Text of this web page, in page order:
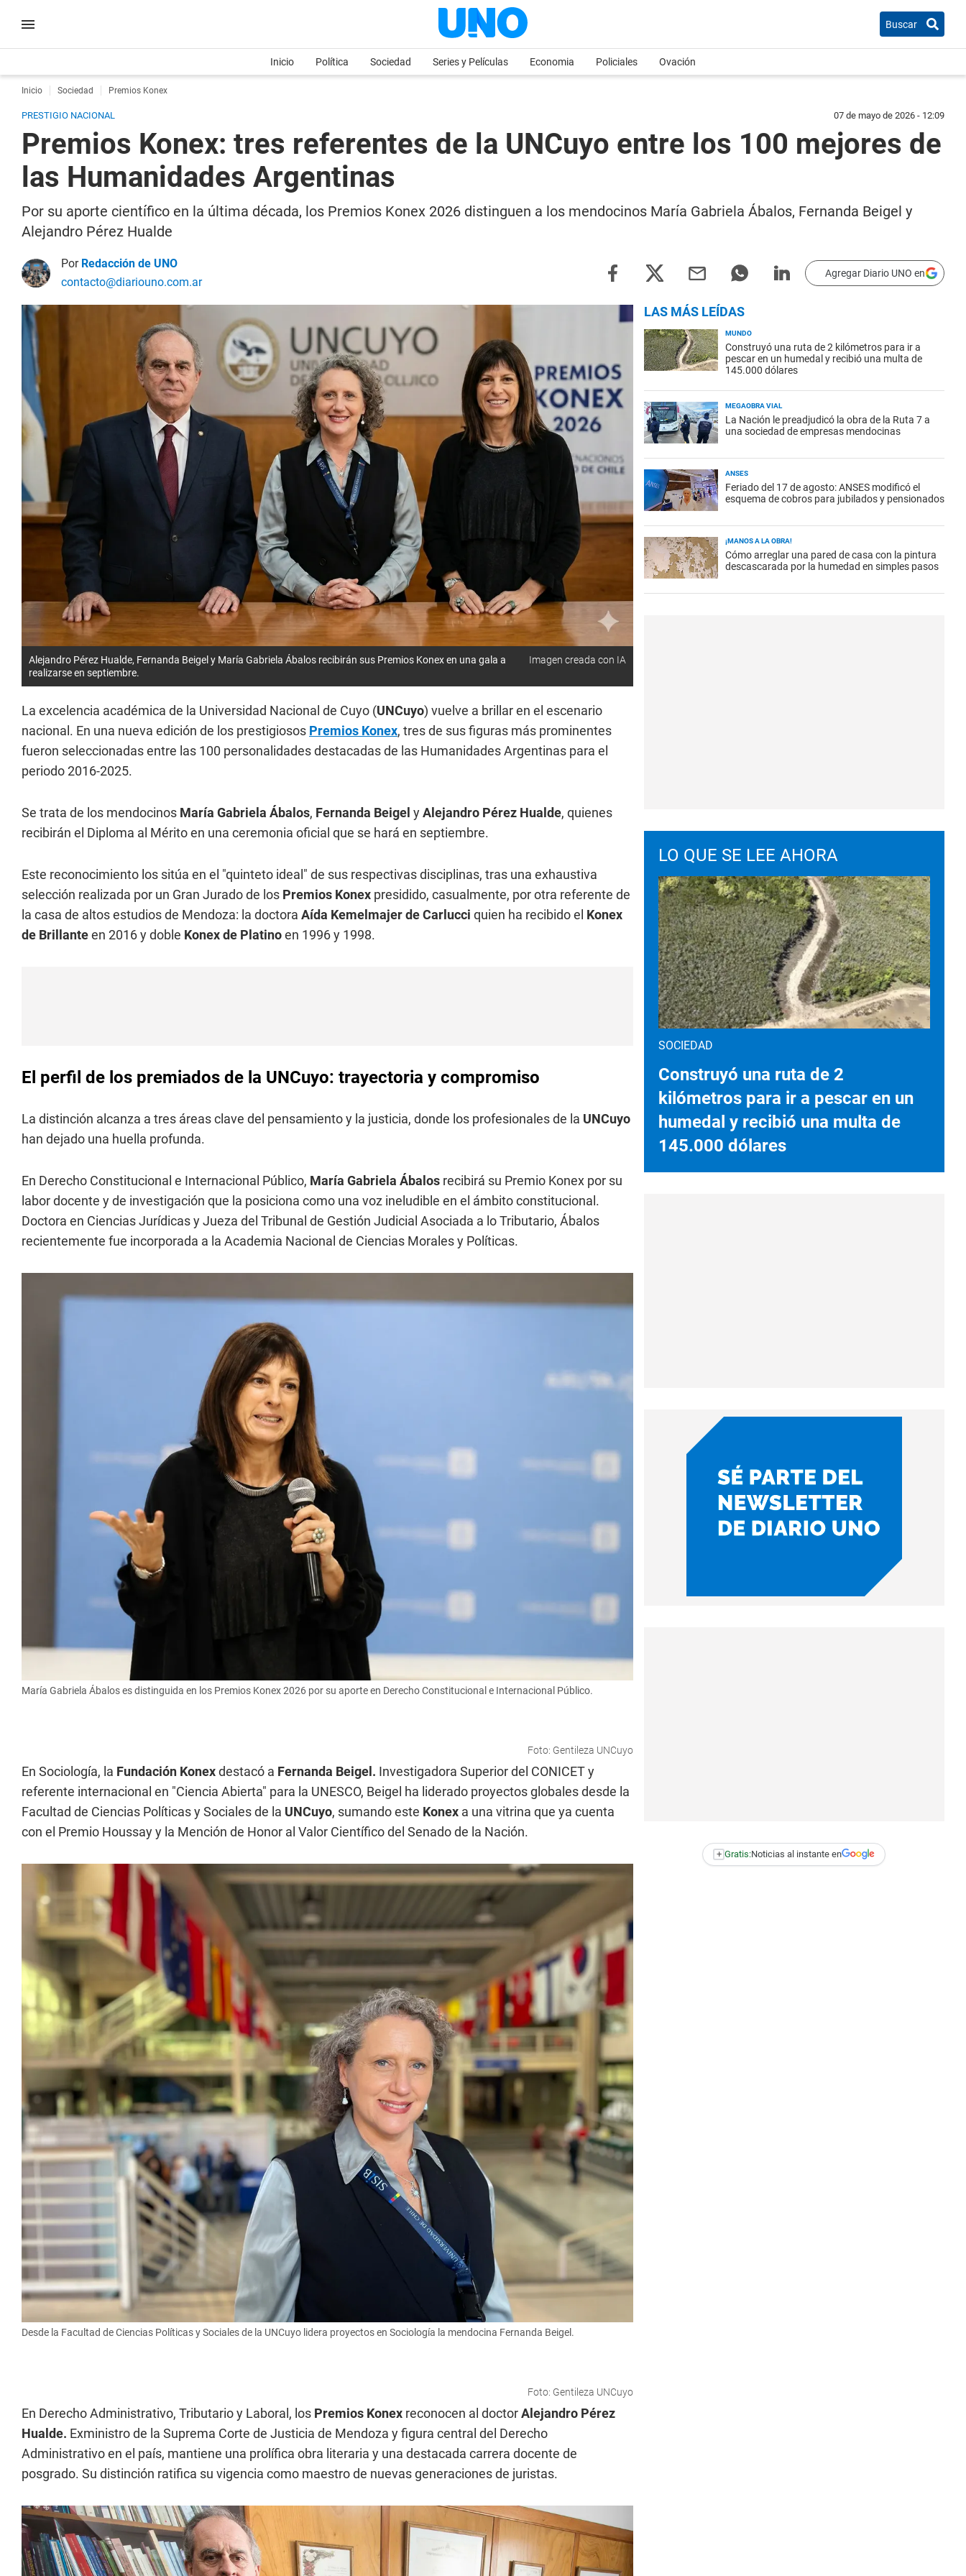
Buscar
Inicio Política Sociedad Series y Películas Economia Policiales Ovación
Inicio Sociedad Premios Konex
PRESTIGIO NACIONAL 07 de mayo de 2026 - 12:09
Premios Konex: tres referentes de la UNCuyo entre los 100 mejores de
las Humanidades Argentinas
Por su aporte científico en la última década, los Premios Konex 2026 distinguen a los mendocinos María Gabriela Ábalos, Fernanda Beigel y
Alejandro Pérez Hualde
Por Redacción de UNO
contacto@diariouno.com.ar
Agregar Diario UNO en
Alejandro Pérez Hualde, Fernanda Beigel y María Gabriela Ábalos recibirán sus Premios Konex en una gala a
realizarse en septiembre.
Imagen creada con IA
La excelencia académica de la Universidad Nacional de Cuyo (UNCuyo) vuelve a brillar en el escenario
nacional. En una nueva edición de los prestigiosos Premios Konex, tres de sus figuras más prominentes
fueron seleccionadas entre las 100 personalidades destacadas de las Humanidades Argentinas para el
periodo 2016-2025.
Se trata de los mendocinos María Gabriela Ábalos, Fernanda Beigel yAlejandro Pérez Hualde, quienes
recibirán el Diploma al Mérito en una ceremonia oficial que se hará en septiembre.
Este reconocimiento los sitúa en el "quinteto ideal" de sus respectivas disciplinas, tras una exhaustiva
selección realizada por un Gran Jurado de los Premios Konex presidido, casualmente, por otra referente de
la casa de altos estudios de Mendoza: la doctora Aída Kemelmajer de Carlucci quien ha recibido el Konex
de Brillanteen 2016 y doble Konex de Platinoen 1996 y 1998.
El perfil de los premiados de la UNCuyo: trayectoria y compromiso
La distinción alcanza a tres áreas clave del pensamiento y la justicia, donde los profesionales de la UNCuyo
han dejado una huella profunda.
En Derecho Constitucional e Internacional Público, María Gabriela Ábalos recibirá su Premio Konex por su
labor docente y de investigación que la posiciona como una voz ineludible en el ámbito constitucional.
Doctora en Ciencias Jurídicas y Jueza del Tribunal de Gestión Judicial Asociada a lo Tributario, Ábalos
recientemente fue incorporada a la Academia Nacional de Ciencias Morales y Políticas.
María Gabriela Ábalos es distinguida en los Premios Konex 2026 por su aporte en Derecho Constitucional e Internacional Público.
Foto: Gentileza UNCuyo
En Sociología, la Fundación Konexdestacó a Fernanda Beigel. Investigadora Superior del CONICET y
referente internacional en "Ciencia Abierta" para la UNESCO, Beigel ha liderado proyectos globales desde la
Facultad de Ciencias Políticas y Sociales de la UNCuyo, sumando este Konex a una vitrina que ya cuenta
con el Premio Houssay y la Mención de Honor al Valor Científico del Senado de la Nación.
Desde la Facultad de Ciencias Políticas y Sociales de la UNCuyo lidera proyectos en Sociología la mendocina Fernanda Beigel.
Foto: Gentileza UNCuyo
En Derecho Administrativo, Tributario y Laboral, los Premios Konex reconocen al doctorAlejandro Pérez
Hualde. Exministro de la Suprema Corte de Justicia de Mendoza y figura central del Derecho
Administrativo en el país, mantiene una prolífica obra literaria y una destacada carrera docente de
posgrado. Su distinción ratifica su vigencia como maestro de nuevas generaciones de juristas.
LAS MÁS LEÍDAS
MUNDO
Construyó una ruta de 2 kilómetros para ir a
pescar en un humedal y recibió una multa de
145.000 dólares
MEGAOBRA VIAL
La Nación le preadjudicó la obra de la Ruta 7 a
una sociedad de empresas mendocinas
ANSES
Feriado del 17 de agosto: ANSES modificó el
esquema de cobros para jubilados y pensionados
¡MANOS A LA OBRA!
Cómo arreglar una pared de casa con la pintura
descascarada por la humedad en simples pasos
LO QUE SE LEE AHORA
SOCIEDAD
Construyó una ruta de 2
kilómetros para ir a pescar en un
humedal y recibió una multa de
145.000 dólares
+ Gratis:Noticias al instante en